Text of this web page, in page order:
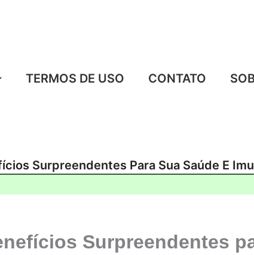
TERMOS DE USO CONTATO
Surpreendentes Para Sua Saúde E
Surpreendentes